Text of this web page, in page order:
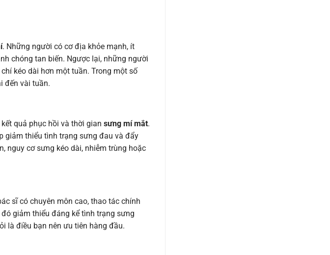
. Những người có cơ địa khỏe mạnh, ít
chóng tan biến. Ngược lại, những người
kéo dài hơn một tuần. Trong một số
đến vài tuần.
quả phục hồi và thời gian sưng mí mắt.
giảm thiểu tình trạng sưng đau và đẩy
nguy cơ sưng kéo dài, nhiễm trùng hoặc
sĩ có chuyên môn cao, thao tác chính
đó giảm thiểu đáng kể tình trạng sưng
là điều bạn nên ưu tiên hàng đầu.